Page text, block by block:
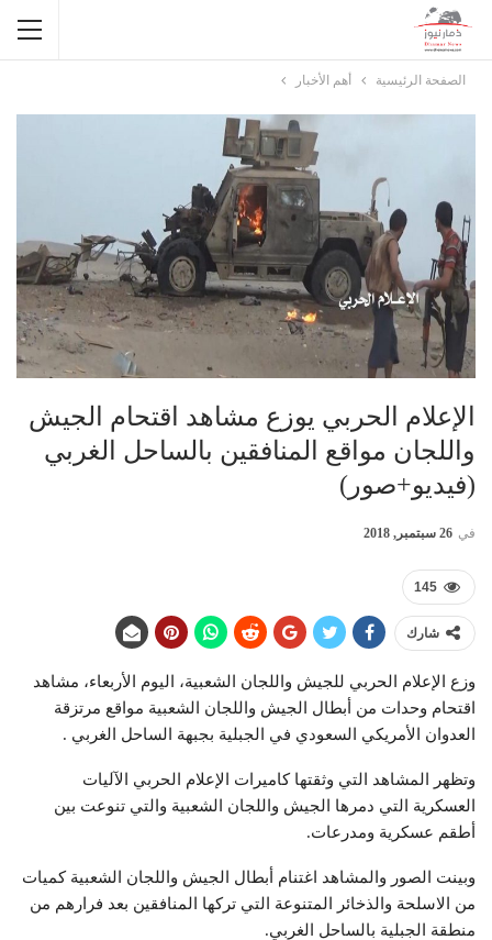
الصفحة الرئيسية أهم الأخبار
الإعلام الحربي يوزع مشاهد اقتحام الجيش
واللجان مواقع المنافقين بالساحل الغربي
(فيديو+صور)
في 26 سبتمبر, 2018
145
شارك
وزع الإعلام الحربي للجيش واللجان الشعبية، اليوم الأربعاء، مشاهد
اقتحام وحدات من أبطال الجيش واللجان الشعبية مواقع مرتزقة
العدوان الأمريكي السعودي في الجبلية بجبهة الساحل الغربي .
وتظهر المشاهد التي وثقتها كاميرات الإعلام الحربي الآليات
العسكرية التي دمرها الجيش واللجان الشعبية والتي تنوعت بين
أطقم عسكرية ومدرعات.
وبينت الصور والمشاهد اغتنام أبطال الجيش واللجان الشعبية كميات
من الاسلحة والذخائر المتنوعة التي تركها المنافقين بعد فرارهم من
منطقة الجبلية بالساحل الغربي.